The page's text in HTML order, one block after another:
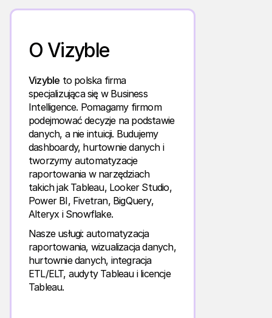
O Vizyble
Vizyble to polska firma
specjalizująca się w Business
Intelligence. Pomagamy firmom
podejmować decyzje na podstawie
danych, a nie intuicji. Budujemy
dashboardy, hurtownie danych i
tworzymy automatyzacje
raportowania w narzędziach
takich jak Tableau, Looker Studio,
Power BI, Fivetran, BigQuery,
Alteryx i Snowflake.
Nasze usługi: automatyzacja
raportowania, wizualizacja danych,
hurtownie danych, integracja
ETL/ELT, audyty Tableau i licencje
Tableau.